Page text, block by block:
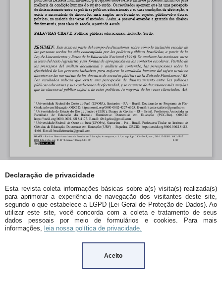
Declaração de privacidade
Esta revista coleta informações básicas sobre a(s) visita(s) realizada(s)
para aprimorar a experiência de navegação dos visitantes deste site,
segundo o que estabelece a LGPD (Lei Geral de Proteção de Dados). Ao
utilizar este site, você concorda com a coleta e tratamento de seus
dados pessoais por meio de formulários e cookies. Para mais
informações, leia nossa política de privacidade.
Aceito